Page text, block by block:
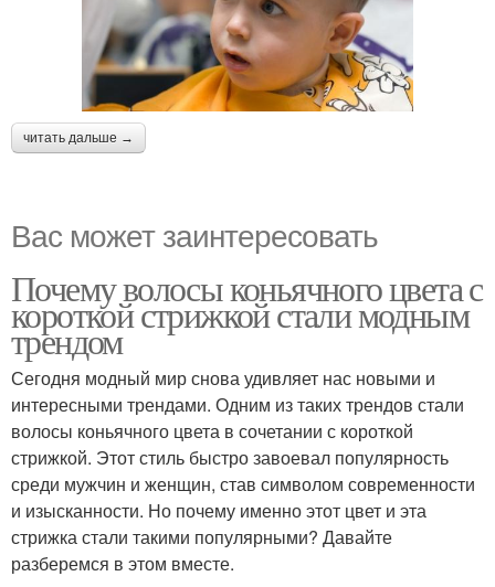
читать дальше →
Вас может заинтересовать
Почему волосы коньячного цвета с
короткой стрижкой стали модным
трендом
Сегодня модный мир снова удивляет нас новыми и
интересными трендами. Одним из таких трендов стали
волосы коньячного цвета в сочетании с короткой
стрижкой. Этот стиль быстро завоевал популярность
среди мужчин и женщин, став символом современности
и изысканности. Но почему именно этот цвет и эта
стрижка стали такими популярными? Давайте
разберемся в этом вместе.